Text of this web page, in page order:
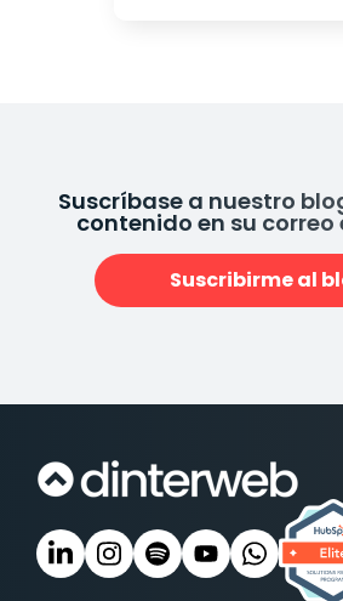
Suscríbase a nuestro
contenido en su
Suscribirme al